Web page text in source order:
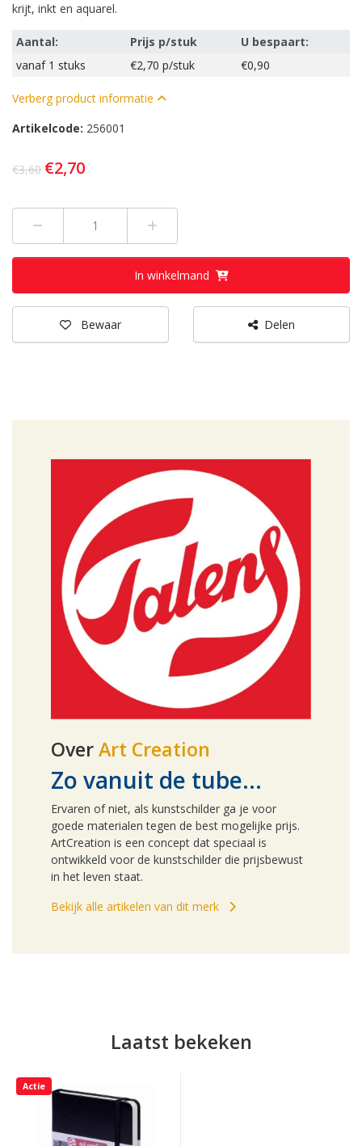
krijt, inkt en aquarel.
Aantal: Prijs p/stuk
U bespaart:
vanaf 1 stuks €2,70 p/stuk €0,90
Verberg product informatie
Artikelcode: 256001
€3,60 €2,70
In winkelmand
Bewaar Delen
OverArt Creation
Zo vanuit de tube...
Ervaren of niet, als kunstschilder ga je voor
goede materialen tegen de best mogelijke prijs.
ArtCreation is een concept dat speciaal is
ontwikkeld voor de kunstschilder die prijsbewust
in het leven staat.
Bekijk alle artikelen van dit merk
Laatst bekeken
Actie